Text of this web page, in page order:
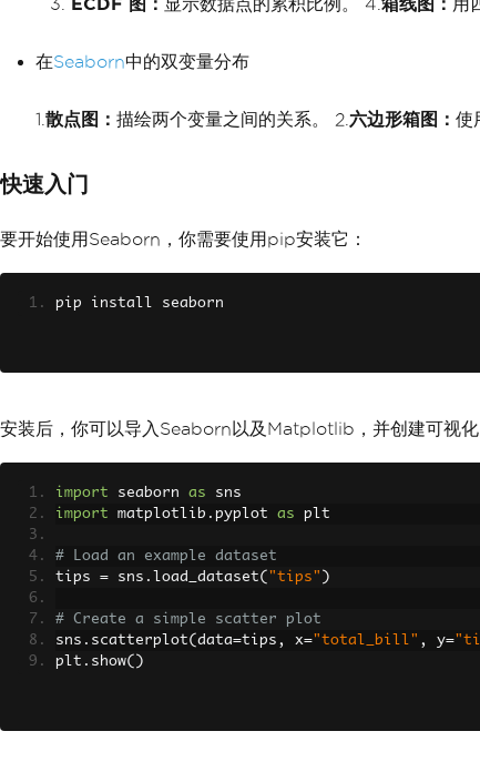
ECDF 图： 显示数据点的累积比例。 4. 箱线图： 用
在Seaborn中的双变量分布
1. 散点图： 描绘两个变量之间的关系。 2. 六边形箱图： 使
快速入门
要开始使用Seaborn，你需要使用pip安装它：
pip install seaborn
安装后，你可以导入Seaborn以及Matplotlib，并创建可视化
import seaborn as sns
import matplotlib . pyplot as plt
# Load an example dataset
tips = sns . load_dataset( "tips" )
# Create a simple scatter plot
sns . scatterplot( data=tips , x="total_bill" , y=
plt . show()